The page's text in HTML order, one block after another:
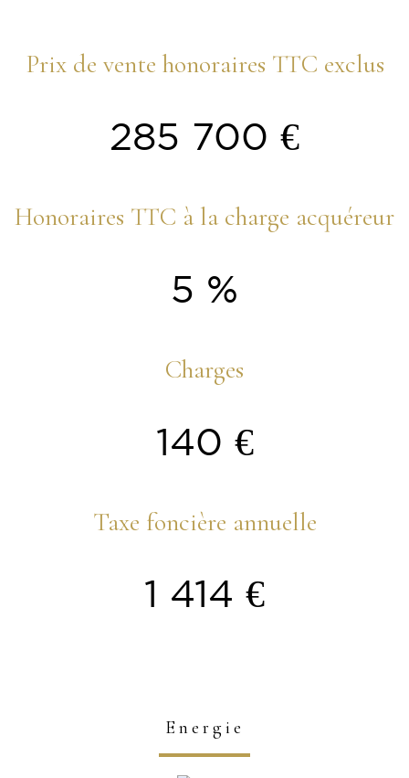
Prix de vente honoraires TTC exclus
285 700 €
Honoraires TTC à la charge acquéreur
5 %
Charges
140 €
Taxe foncière annuelle
1 414 €
Energie